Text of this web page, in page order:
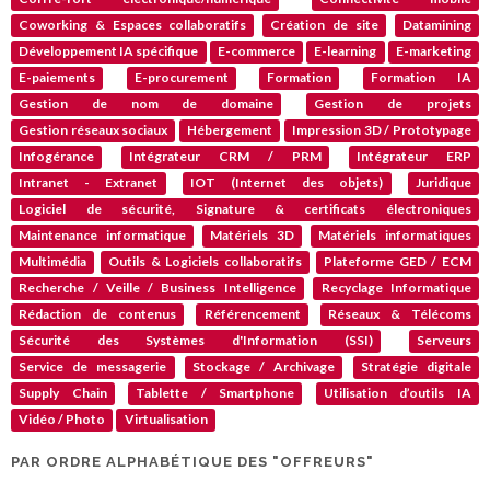
Coworking & Espaces collaboratifs
Création de site
Datamining
Développement IA spécifique
E-commerce E-learning
E-marketing
E-paiements
E-procurement Formation
Formation IA
Gestion de nom de domaine
Gestion de projets
Gestion réseaux sociaux
Hébergement
Impression 3D / Prototypage
Infogérance
Intégrateur CRM / PRM
Intégrateur ERP
Intranet - Extranet
IOT (Internet des objets)
Juridique
Logiciel de sécurité, Signature & certificats électroniques
Maintenance informatique
Matériels 3D
Matériels informatiques
Multimédia
Outils & Logiciels collaboratifs
Plateforme GED / ECM
Recherche / Veille / Business Intelligence
Recyclage Informatique
Rédaction de contenus
Référencement
Réseaux & Télécoms
Sécurité des Systèmes d'Information (SSI)
Serveurs
Service de messagerie
Stockage / Archivage
Stratégie digitale
Supply Chain
Tablette / Smartphone
Utilisation d’outils IA
Vidéo / Photo
Virtualisation
PAR ORDRE ALPHABÉTIQUE DES "OFFREURS"